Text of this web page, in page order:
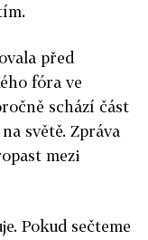
před
fóra ve
schází část
světě. Zpráva
mezi
Pokud sečteme